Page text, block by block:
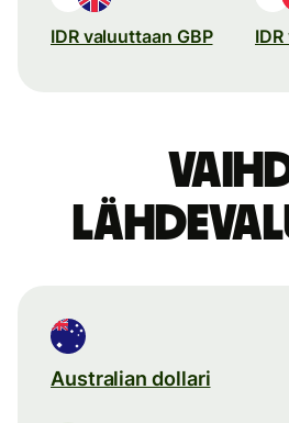
IDR valuuttaan GBP
Australian dollari